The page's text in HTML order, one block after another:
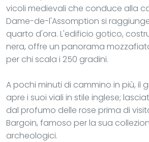
vicoli medievali che conduce alla
Dame-de-l'Assomption si
quarto d'ora. L'edificio gotico,
nera, offre un panorama
per chi scala i 250 gradini.
A pochi minuti di cammino in più, il
apre i suoi viali in stile inglese;
dal profumo delle rose prima di
Bargoin, famoso per la sua
archeologici.